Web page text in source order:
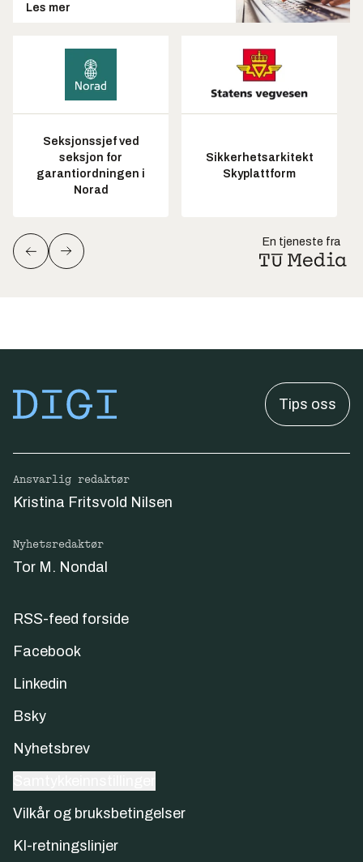
Les mer
Seksjonssjef ved
seksjon for
garantiordningen i
Norad
Sikkerhetsarkitekt
Skyplattform
En tjeneste fra
Tips oss
Ansvarlig redaktør
Kristina Fritsvold Nilsen
Nyhetsredaktør
Tor M. Nondal
RSS-feed forside
Facebook
Linkedin
Bsky
Nyhetsbrev
Vilkår og bruksbetingelser
KI-retningslinjer